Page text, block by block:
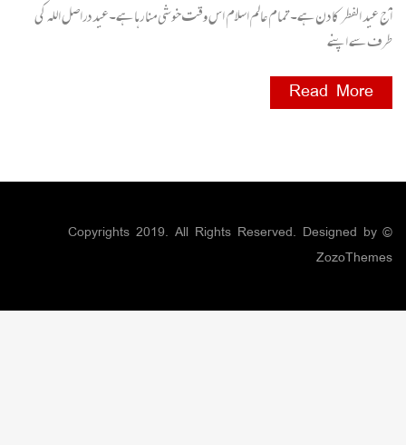
آج عید الفطر کا دن ہے۔تمام عالم اسلام اس وقت خوشی منا رہا ہے۔عید دراصل اللہ کی
طرف سے اپنے
Read More
© Copyrights 2019. All Rights Reserved. Designed by
ZozoThemes